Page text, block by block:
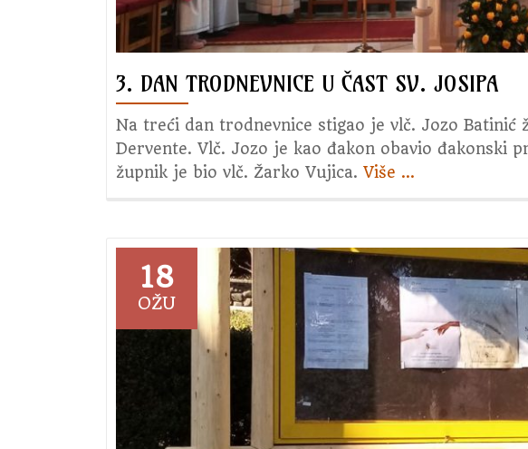
3. DAN TRODNEVNICE U ČAST SV. JOSIPA
Na treći dan trodnevnice stigao je vlč. Jozo Batinić
Dervente. Vlč. Jozo je kao đakon obavio đakonski
župnik je bio vlč. Žarko Vujica. Više about
u
čast
Josipa
…
18
OŽU